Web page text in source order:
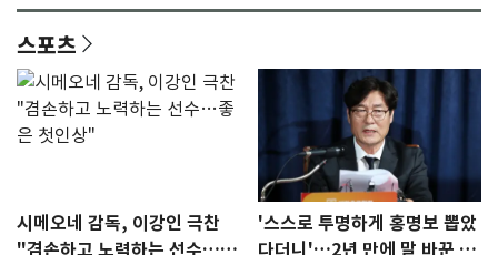
스포츠
시메오네 감독, 이강인 극찬
"겸손하고 노력하는 선수…좋
'스스로 투명하게 홍명보 뽑았
다더니'…2년 만에 말 바꾼 이